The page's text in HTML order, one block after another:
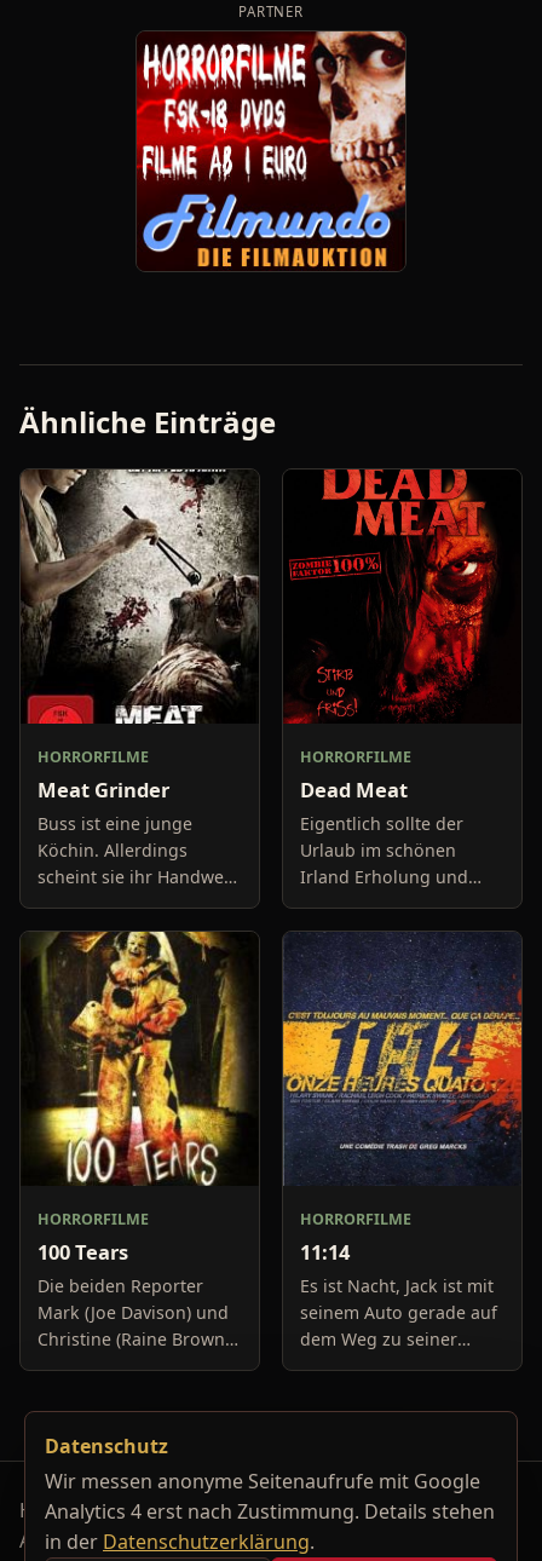
PARTNER
Ähnliche Einträge
HORRORFILME
Meat Grinder
Buss ist eine junge
Köchin. Allerdings
scheint sie ihr Handwerk
etwas anders gelernt zu
haben, als es sonst so
üblich ist. Denn ihre
Speisen beinhalten
beson
HORRORFILME
Dead Meat
Eigentlich sollte der
Urlaub im schönen
Irland Erholung und
Entspannung bringen.
Doch für Helena wird
der Trip mit ihrem
Freund Martin auf die
grüne Insel zu
HORRORFILME
100 Tears
Die beiden Reporter
Mark (Joe Davison) und
Christine (Raine Brown)
haben keine Lust mehr
Boulevard-Meldungen
und befassen sich
neuerdings mit Se
HORRORFILME
11:14
Es ist Nacht, Jack ist mit
seinem Auto gerade auf
dem Weg zu seiner
Freundin, um diese
Auto springt auf 11:14h,
Horrorfilm-Reviews, Serienkiller-Profile und Genre-
Archiv.
Datenschutz
Wir messen anonyme Seitenaufrufe mit Google
Analytics 4 erst nach Zustimmung. Details stehen
in der Datenschutzerklärung.